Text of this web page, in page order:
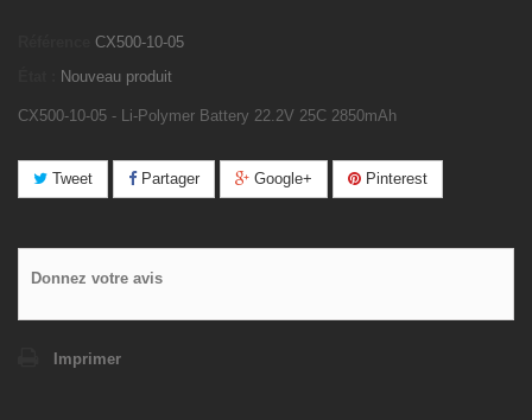
CX500-10-05
Nouveau produit
CX500-10-05 - Li-Polymer Battery 22.2V 25C 2850mAh
Tweet Partager Google+ Pinterest
Donnez votre avis
Imprimer